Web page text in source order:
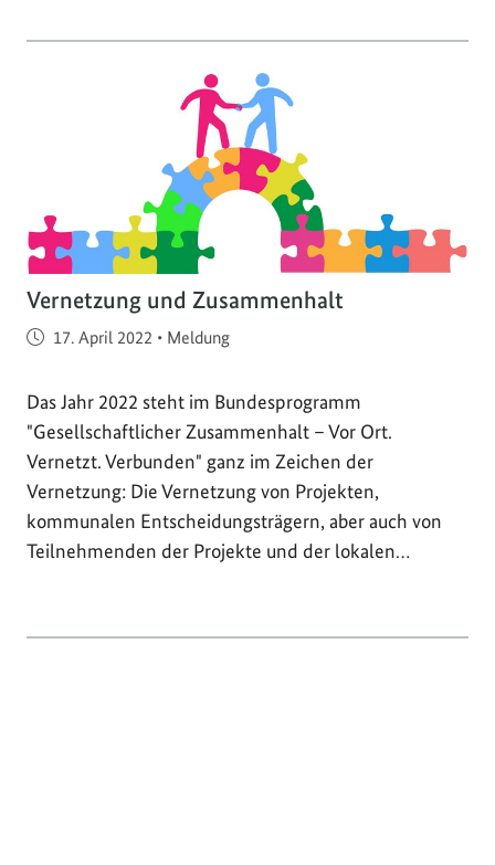
Vernetzung und Zusammenhalt
Veröffentlicht am
17. April 2022 • Meldung
Das Jahr 2022 steht im Bundesprogramm
"Gesellschaftlicher Zusammenhalt – Vor Ort.
Vernetzt. Verbunden" ganz im Zeichen der
Vernetzung: Die Vernetzung von Projekten,
kommunalen Entscheidungsträgern, aber auch von
Teilnehmenden der Projekte und der lokalen…